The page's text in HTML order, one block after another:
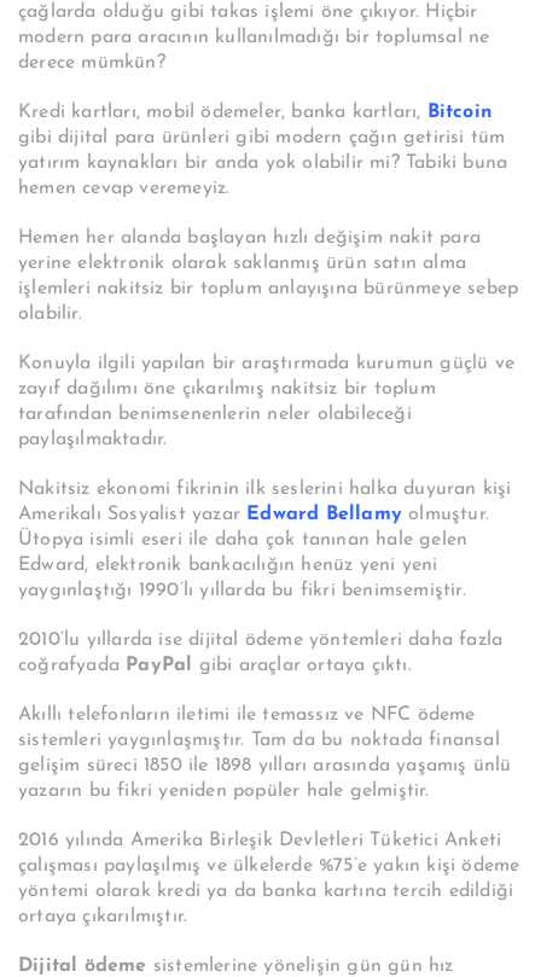
çağlarda olduğu gibi takas işlemi öne çıkıyor. Hiçbir
modern para aracının kullanılmadığı bir toplumsal ne
derece mümkün?
Kredi kartları, mobil ödemeler, banka kartları, Bitcoin
gibi dijital para ürünleri gibi modern çağın getirisi tüm
yatırım kaynakları bir anda yok olabilir mi? Tabiki buna
hemen cevap veremeyiz.
Hemen her alanda başlayan hızlı değişim nakit para
yerine elektronik olarak saklanmış ürün satın alma
işlemleri nakitsiz bir toplum anlayışına bürünmeye sebep
olabilir.
Konuyla ilgili yapılan bir araştırmada kurumun güçlü ve
zayıf dağılımı öne çıkarılmış nakitsiz bir toplum
tarafından benimsenenlerin neler olabileceği
paylaşılmaktadır.
Nakitsiz ekonomi fikrinin ilk seslerini halka duyuran kişi
Amerikalı Sosyalist yazar Edward Bellamy olmuştur.
Ütopya isimli eseri ile daha çok tanınan hale gelen
Edward, elektronik bankacılığın henüz yeni yeni
yaygınlaştığı 1990’lı yıllarda bu fikri benimsemiştir.
2010’lu yıllarda ise dijital ödeme yöntemleri daha fazla
coğrafyada
PayPal gibi araçlar ortaya çıktı.
Akıllı telefonların iletimi ile temassız ve NFC ödeme
sistemleri yaygınlaşmıştır. Tam da bu noktada finansal
gelişim süreci 1850 ile 1898 yılları arasında yaşamış ünlü
yazarın bu fikri yeniden popüler hale gelmiştir.
2016 yılında Amerika Birleşik Devletleri Tüketici Anketi
çalışması paylaşılmış ve ülkelerde %75’e yakın kişi ödeme
yöntemi olarak kredi ya da banka kartına tercih edildiği
ortaya çıkarılmıştır.
Dijital ödeme sistemlerine yönelişin gün gün hız